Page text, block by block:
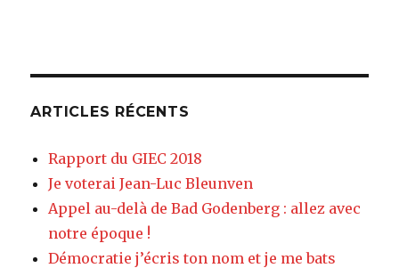
ARTICLES RÉCENTS
Rapport du GIEC 2018
Je voterai Jean-Luc Bleunven
Appel au-delà de Bad Godenberg : allez avec
notre époque !
Démocratie j’écris ton nom et je me bats